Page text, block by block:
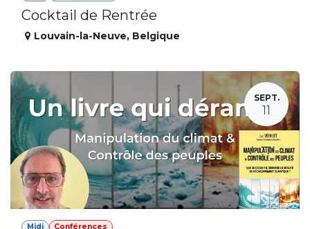
Cocktail de Rentrée
Louvain-la-Neuve, Belgique
SEPT.
11
Midi Conférences